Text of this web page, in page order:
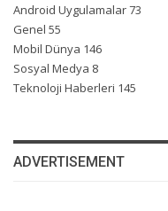
Android Uygulamalar73
Genel 55
Mobil Dünya 146
Sosyal Medya 8
Teknoloji Haberleri 145
ADVERTISEMENT